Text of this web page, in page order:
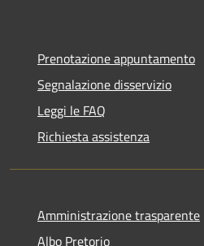
Prenotazione appuntamento
Segnalazione disservizio
Leggi le FAQ
Richiesta assistenza
Amministrazione trasparente
Albo Pretorio